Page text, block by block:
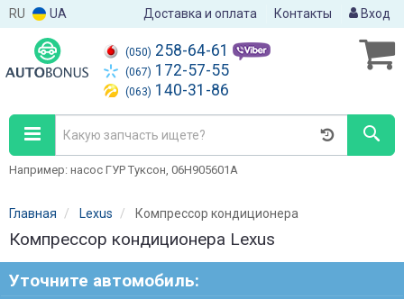
RU UA Доставка и оплата Контакты Вход
(050) 258-64-61
(067) 172-57-55
(063) 140-31-86
Например: насос ГУР Туксон, 06H905601A
Главная Lexus Компрессор кондиционера
Компрессор кондиционера Lexus
Уточните автомобиль: